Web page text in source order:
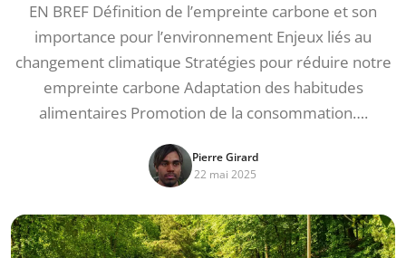
EN BREF Définition de l’empreinte carbone et son
importance pour l’environnement Enjeux liés au
changement climatique Stratégies pour réduire notre
empreinte carbone Adaptation des habitudes
alimentaires Promotion de la consommation….
Pierre Girard
22 mai 2025